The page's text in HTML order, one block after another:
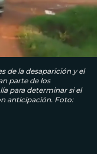
de la desaparición y el
parte de los
para determinar si el
anticipación. Foto: